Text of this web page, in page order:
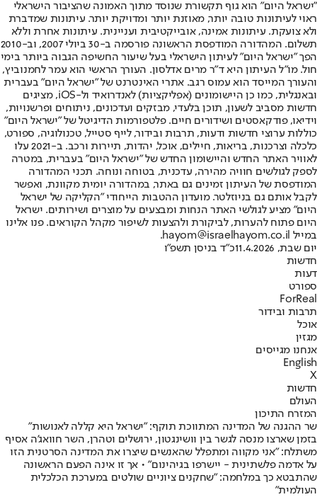
"ישראל היום" הוא גוף תקשורת שנוסד מתוך האמונה שהציבור הישראלי
ראוי לעיתונות טובה יותר, מאוזנת יותר ומדויקת יותר. עיתונות שמדברת
ולא צועקת. עיתונות אמינה, אובייקטיבית ועניינית. עיתונות אחרת וללא
תשלום. המהדורה המודפסת הראשונה פורסמה ב-30 ביולי 2007, וב-2010
הפך "ישראל היום" לעיתון הישראלי בעל שיעור החשיפה הגבוה ביותר בימי
חול. מו"ל העיתון היא ד"ר מרים אדלסון. העורך הראשי הוא עמר לחמנוביץ,
והעורך המייסד הוא עמוס רגב. אתרי האינטרנט של "ישראל היום" בעברית
ובאנגלית, כמו כן היישומונים (אפליקציות) לאנדרואיד ול-iOS, מציגים
חדשות מסביב לשעון, תוכן בלעדי, מבזקים ועדכונים, ניתוחים ופרשנויות,
וידיאו, פודקאסטים ושידורים חיים. פלטפורמות הדיגיטל של "ישראל היום"
כוללות ערוצי חדשות ודעות, תרבות ובידור, לייף סטייל, טכנולוגיה, ספורט,
כלכלה וצרכנות, בריאות, חיילים, אוכל, יהדות, תיירות ורכב. ב-2021 עלו
לאוויר האתר החדש והיישומון החדש של "ישראל היום" בעברית, במטרה
לספק לגולשים חוויה מהירה, עדכנית, בטוחה ונוחה. תכני המהדורה
המודפסת של העיתון זמינים גם באתר, במהדורה יומית מקוונת, ואפשר
לקבל אותם גם בניוזלטר. מועדון ההטבות הייחודי "הקליקה של ישראל
היום" מציע לגולשי האתר הנחות ומבצעים על מוצרים ושירותים. ישראל
היום פתוח להערות, לביקורת ולהצעות לשיפור מקהל הקוראים. פנו אלינו
במייל hayom@israelhayom.co.il.
יום שבת, 11.4.2026
כ"ד בניסן תשפ"ו
חדשות
דעות
ספורט
ForReal
תרבות ובידור
אוכל
מגזין
אנחנו מגייסים
English
X
חדשות
העולם
המזרח התיכון
שר ההגנה של המדינה המתווכת תוקף: "ישראל היא קללה לאנושות"
בזמן שארצו מנסה לגשר בין וושינגטון, ירושלים וטהרן, השר חוואג'ה אסיף
משתלח: "אני מקווה ומתפלל שהאנשים שיצרו את המדינה הסרטנית הזו
על אדמה פלשתינית - יישרפו בגיהינום" • אך זו אינה הפעם הראשונה
שהתבטא כך במלחמה: "שחקנים ציוניים שולטים במערכת הכלכלית
העולמית"